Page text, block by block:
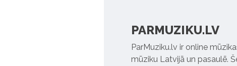
PARMUZIKU.LV
ParMuziku.lv ir online
mūziku Latvijā un pasaulē.